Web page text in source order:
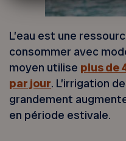
L’eau est une
consommer avec
moyen utilise plus de
par jour. L’irrigation
grandement
en période estivale.